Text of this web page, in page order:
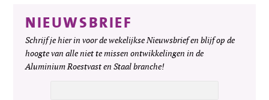
NIEUWSBRIEF
Schrijf je hier in voor de wekelijkse Nieuwsbrief en blijf op de
hoogte van alle niet te missen ontwikkelingen in de
Aluminium Roestvast en Staal branche!